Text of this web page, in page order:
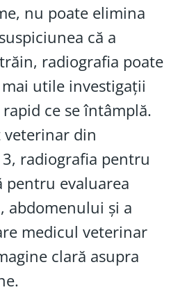
nu poate elimina
că a
radiografia poate
utile investigații
ce se întâmplă.
veterinar din
radiografia pentru
pentru evaluarea
abdomenului și a
medicul veterinar
clară asupra